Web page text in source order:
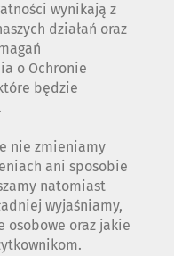
wynikają z
działań oraz
o Ochronie
będzie
nie zmieniamy
ani sposobie
natomiast
wyjaśniamy,
osobowe oraz jakie